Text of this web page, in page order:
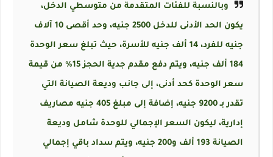
وبالنسبة للفئات المتقدمة من متوسطي الدخل،
يكون الحد الأدنى للدخل 2500 جنيه، وحد أقصى 10 آلاف
جنيه للفرد، 14 ألف جنيه للأسرة، حيث تبلغ سعر الوحدة
184 ألف جنيه، ويتم دفع مقدم جدية الحجز 15% من قيمة
سعر الوحدة كحد أدنى، إلى جانب وديعة الصيانة التي
تقدر بـ 9200 جنيه، إضافة إلى مبلغ 405 جنيه مصاريف
إدارية، ليكون السعر الإجمالي للوحدة شامل وديعة
الصيانة 193 ألف و200 جنيه، ويتم سداد باقي إجمالي